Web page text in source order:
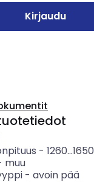
Kirjaudu
- 1260...1650
muu
- avoin pää